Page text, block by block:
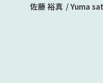
佐藤 裕真 Yuma